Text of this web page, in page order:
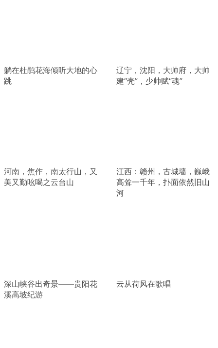
躺在杜鹃花海倾听大地的心
跳
辽宁，沈阳，大帅府，大帅
建“壳”，少帅赋“魂”
河南，焦作，南太行山，又
美又勤吆喝之云台山
江西：赣州，古城墙，巍峨
高耸一千年，扑面依然旧山
河
深山峡谷出奇景——贵阳花
溪高坡纪游
云从荷风在歌唱